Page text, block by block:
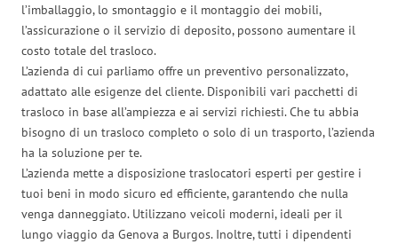
l’imballaggio, lo smontaggio e il montaggio dei mobili,
l’assicurazione o il servizio di deposito, possono aumentare il
costo totale del trasloco.
L’azienda di cui parliamo offre un preventivo personalizzato,
adattato alle esigenze del cliente. Disponibili vari pacchetti di
trasloco in base all’ampiezza e ai servizi richiesti. Che tu abbia
bisogno di un trasloco completo o solo di un trasporto, l’azienda
ha la soluzione per te.
L’azienda mette a disposizione traslocatori esperti per gestire i
tuoi beni in modo sicuro ed efficiente, garantendo che nulla
venga danneggiato. Utilizzano veicoli moderni, ideali per il
lungo viaggio da Genova a Burgos. Inoltre, tutti i dipendenti